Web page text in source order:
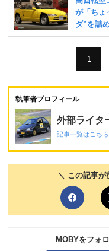
1
執筆者プロフィール
外部ライタ
記事一覧はこち
＼ この記事が
MOBYをフォ